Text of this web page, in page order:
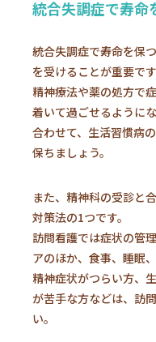
統合失調症で寿命
統合失調症で寿命を保
を受けることが重要です
精神療法や薬の処方で
着いて過ごせるようにな
合わせて、生活習慣病
保ちましょう。
また、精神科の受診と
対策法の1つです。
訪問看護では症状の管
アのほか、食事、睡眠
精神症状がつらい方、
が苦手な方などは、訪
い。